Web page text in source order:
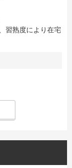
習熟度により在宅